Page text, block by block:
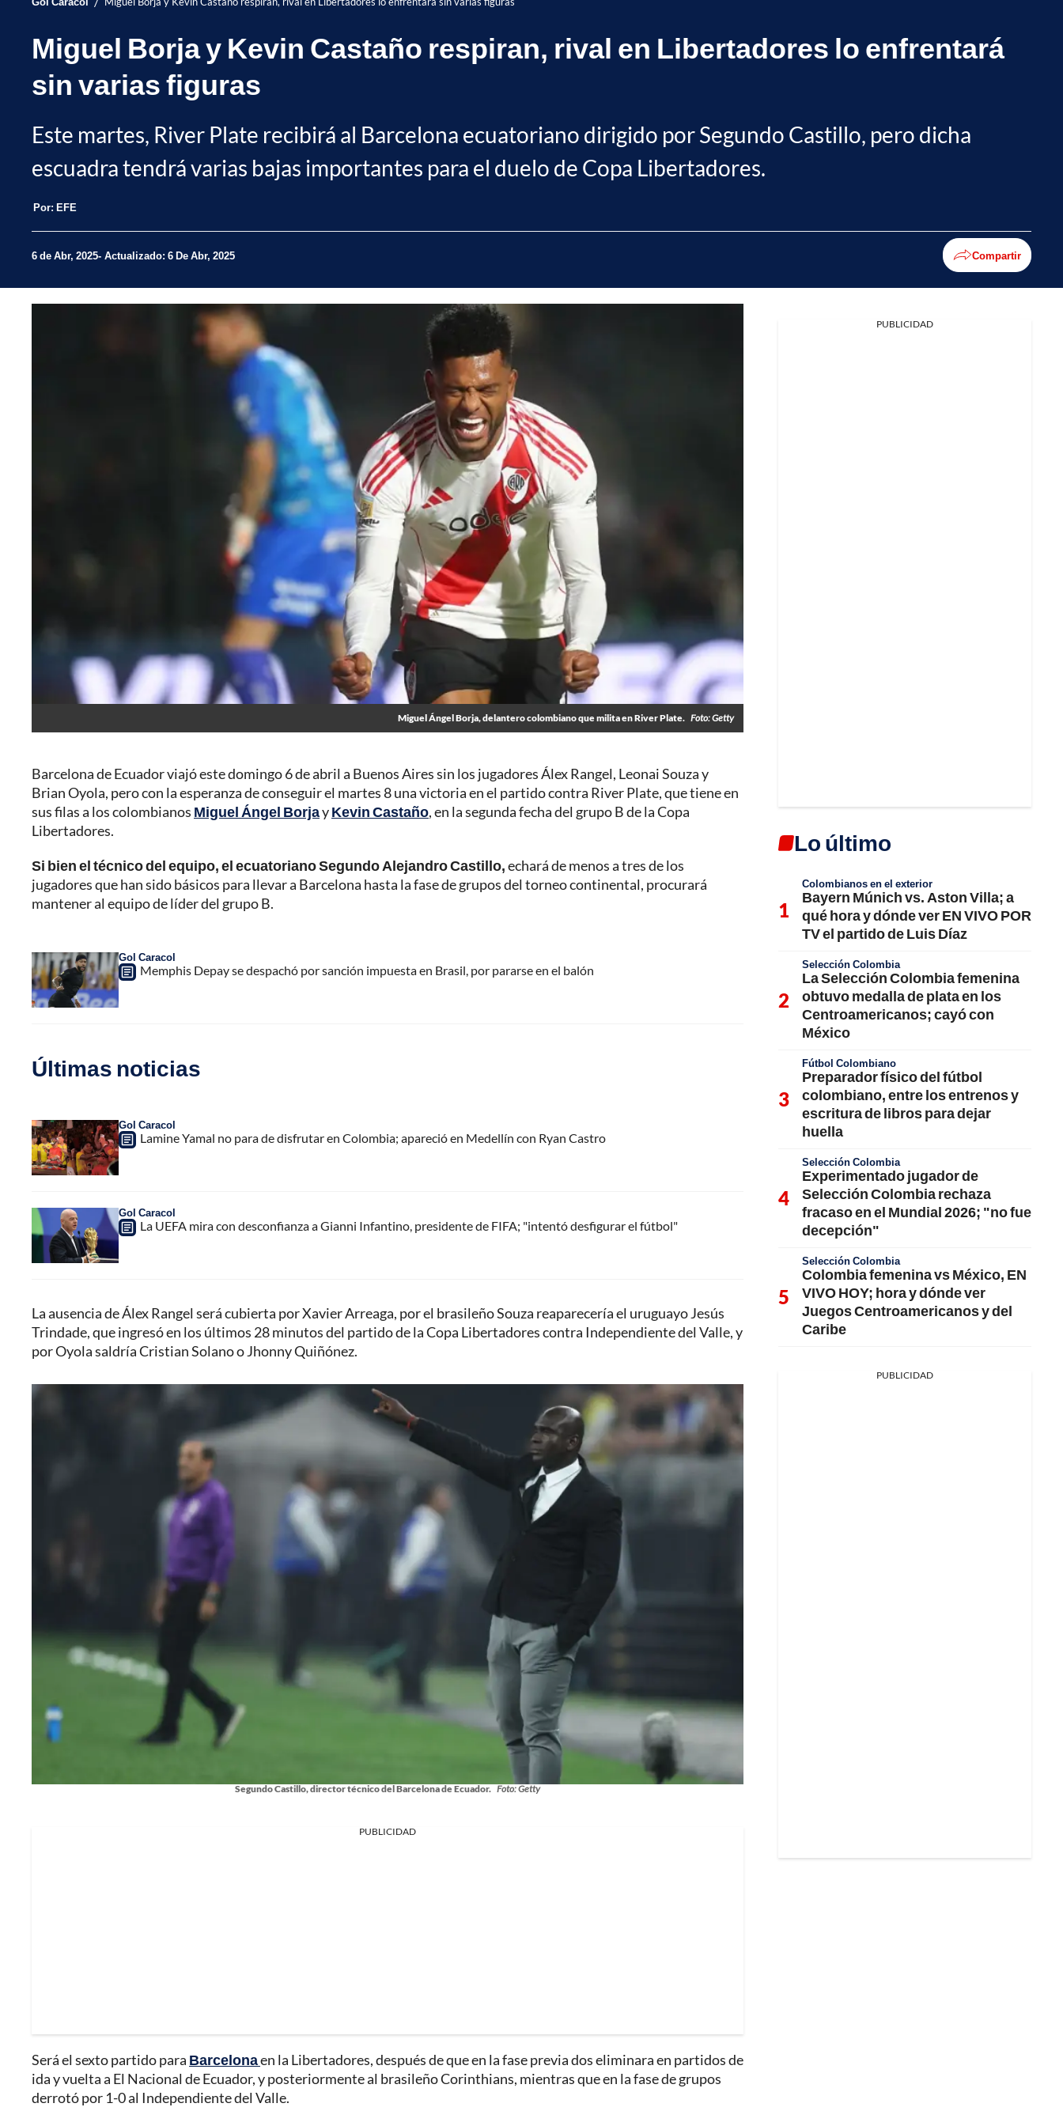
Miguel Borja y Kevin Castaño respiran, rival en Libertadores lo enfrentará
sin varias figuras
Este martes, River Plate recibirá al Barcelona ecuatoriano dirigido por Segundo Castillo, pero dicha
escuadra tendrá varias bajas importantes para el duelo de Copa Libertadores.
Por: EFE
6 de Abr, 2025 Actualizado: 6 De Abr, 2025 Compartir
Miguel Ángel Borja, delantero colombiano que milita en River Plate. Foto: Getty
Barcelona de Ecuador viajó este domingo 6 de abril a Buenos Aires sin los jugadores Álex Rangel, Leonai Souza y
Brian Oyola, pero con la esperanza de conseguir el martes 8 una victoria en el partido contra River Plate, que tiene en
sus filas a los colombianos Miguel Ángel BorjayKevin Castaño, en la segunda fecha del grupo B de la Copa
Libertadores.
Si bien el técnico del equipo, el ecuatoriano Segundo Alejandro Castillo,echará de menos a tres de los
jugadores que han sido básicos para llevar a Barcelona hasta la fase de grupos del torneo continental, procurará
mantener al equipo de líder del grupo B.
Gol Caracol
Memphis Depay se despachó por sanción impuesta en Brasil, por pararse en el balón
Últimas noticias
Gol Caracol
Lamine Yamal no para de disfrutar en Colombia; apareció en Medellín con Ryan Castro
Gol Caracol
La UEFA mira con desconfianza a Gianni Infantino, presidente de FIFA; "intentó desfigurar el fútbol"
La ausencia de Álex Rangel será cubierta por Xavier Arreaga, por el brasileño Souza reaparecería el uruguayo Jesús
Trindade, que ingresó en los últimos 28 minutos del partido de la Copa Libertadores contra Independiente del Valle, y
por Oyola saldría Cristian Solano o Jhonny Quiñónez.
Segundo Castillo, director técnico del Barcelona de Ecuador. Foto: Getty
PUBLICIDAD
Será el sexto partido para Barcelonaen la Libertadores, después de que en la fase previa dos eliminara en partidos de
ida y vuelta a El Nacional de Ecuador, y posteriormente al brasileño Corinthians, mientras que en la fase de grupos
derrotó por 1-0 al Independiente del Valle.
PUBLICIDAD
Lo último
Colombianos en el exterior
Bayern Múnich vs. Aston Villa; a
qué hora y dónde ver EN VIVO POR
TV el partido de Luis Díaz
Selección Colombia
La Selección Colombia femenina
obtuvo medalla de plata en los
Centroamericanos; cayó con
México
Fútbol Colombiano
Preparador físico del fútbol
colombiano, entre los entrenos y
escritura de libros para dejar
huella
Selección Colombia
Experimentado jugador de
Selección Colombia rechaza
fracaso en el Mundial 2026; "no fue
decepción"
Selección Colombia
Colombia femenina vs México, EN
VIVO HOY; hora y dónde ver
Juegos Centroamericanos y del
Caribe
PUBLICIDAD